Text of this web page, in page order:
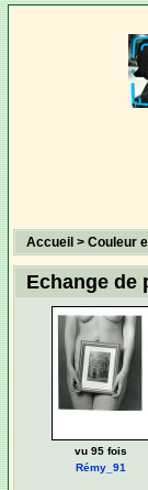
Accueil > Couleur
Echange de
vu 95 fois
Rémy_91